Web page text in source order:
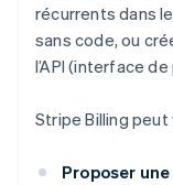
récurrents dans
sans code, ou
l’API (interface
Stripe Billing peut
Proposer